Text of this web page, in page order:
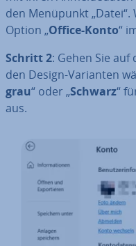
den Menüpunkt
Option „Office-Konto“
Schritt 2: Gehen Sie auf
den Design-Varianten
grau“ oder „Schwarz“
aus.